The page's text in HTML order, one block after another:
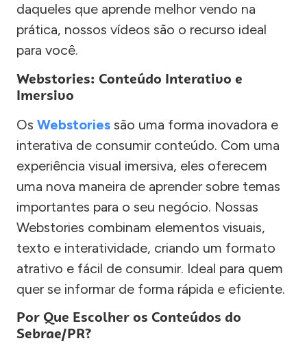
daqueles que aprende melhor vendo na
prática, nossos vídeos são o recurso ideal
para você.
Webstories: Conteúdo Interativo e
Imersivo
Os Webstories são uma forma inovadora e
interativa de consumir conteúdo. Com uma
experiência visual imersiva, eles oferecem
uma nova maneira de aprender sobre temas
importantes para o seu negócio. Nossas
Webstories combinam elementos visuais,
texto e interatividade, criando um formato
atrativo e fácil de consumir. Ideal para quem
quer se informar de forma rápida e eficiente.
Por Que Escolher os Conteúdos do
Sebrae/PR?